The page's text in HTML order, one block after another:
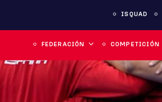
ISQUAD
FEDERACIÓN COMPETICIÓN